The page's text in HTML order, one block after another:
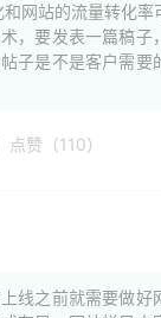
网站的流量转化率
，要发表一篇稿子
子是不是客户需要
点赞（110）
线之前就需要做好